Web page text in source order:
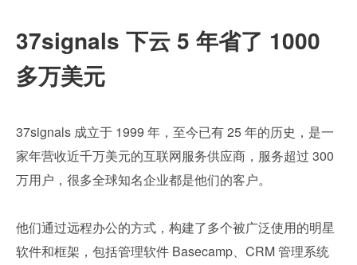
37signals 下云 5 年省了 1000
多万美元
37signals 成立于 1999 年，至今已有 25 年的历史，是一
家年营收近千万美元的互联网服务供应商，服务超过 300
万用户，很多全球知名企业都是他们的客户。
他们通过远程办公的方式，构建了多个被广泛使用的明星
软件和框架，包括管理软件 Basecamp、CRM 管理系统